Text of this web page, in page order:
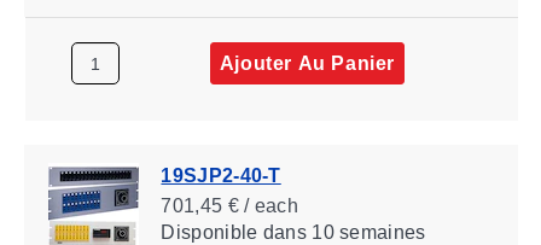
Ajouter Au Panier
19SJP2-40-T
701,45 € / each
Disponibledans 10 semaines